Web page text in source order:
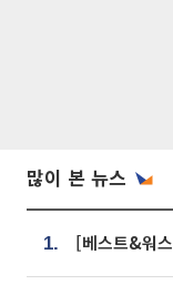
많이 본 뉴스
1.